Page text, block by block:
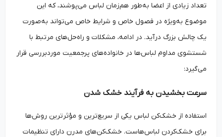
تعداد زیادی از اعضا به‌طور هم‌زمان لباس می‌پوشند، که این
موضوع به‌ویژه در فصول خاص و شرایط خاص می‌تواند به‌صورت
یک چالش بزرگ درآید. در ادامه، مشکلات و راه‌حل‌های مرتبط با
شستشوی مداوم لباس‌ها در خانواده‌های پرجمعیت موردبررسی قرار
می‌گیرد:
سرعت بخشیدن به فرآیند خشک شدن
استفاده از خشک‌کن لباس یکی از سریع‌ترین و مؤثرترین روش‌ها
برای خشک‌کردن لباس‌هاست. خشک‌کن‌های مدرن دارای تنظیمات